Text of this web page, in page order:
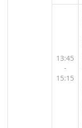
13:45
-
15:15